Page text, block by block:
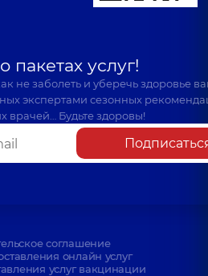
услуг!
не заболеть и уберечь здоровье
экспертами сезонных
врачей… Будьте здоровы!
соглашение
онлайн услуг
услуг вакцинации